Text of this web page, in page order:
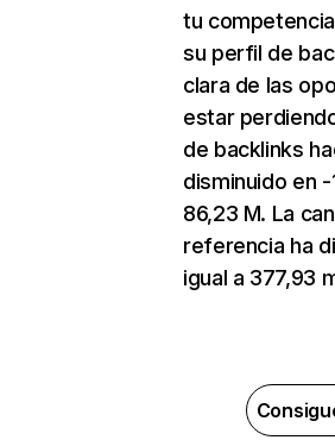
tu
su perfil de
clara de las
estar
de backlinks
disminuido en
86,23 M. La
referencia ha
igual a 377,93